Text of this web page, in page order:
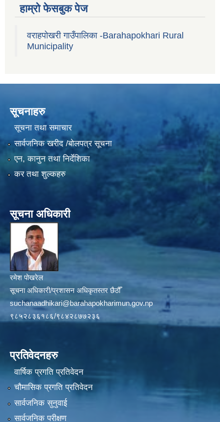
हाम्रो फेसबुक पेज
वराहपोखरी गाउँपालिका -Barahapokhari Rural
Municipality
सूचनाहरु
सूचना तथा समाचार
सार्वजनिक खरीद /बोलपत्र सूचना
एन, कानुन तथा निर्देशिका
कर तथा शुल्कहरु
सूचना अधिकारी
रमेश पोखरेल
सूचना अधिकारी/प्रशासन अधिकृतस्तर छैठौँ
suchanaadhikari@barahapokharimun.gov.np
९८५२८३६१८६/९८४२८७७२३६
प्रतिवेदनहरु
वार्षिक प्रगति प्रतिवेदन
चौमासिक प्रगति प्रतिवेदन
सार्वजनिक सुनुवाई
सार्वजनिक परीक्षण